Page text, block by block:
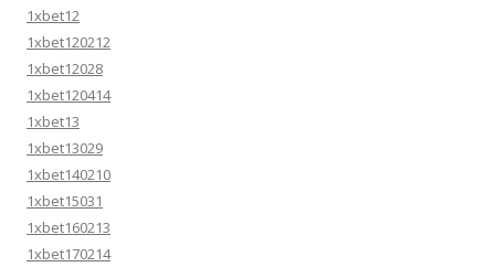
1xbet12
1xbet120212
1xbet12028
1xbet120414
1xbet13
1xbet13029
1xbet140210
1xbet15031
1xbet160213
1xbet170214